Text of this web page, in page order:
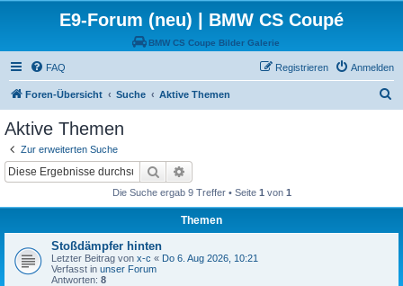
E9-Forum (neu) | BMW CS Coupé
BMW CS Coupe Bilder Galerie
FAQ Anmelden
Registrieren
Foren-Übersicht Suche Aktive Themen
Aktive Themen
Zur erweiterten Suche
Suche
Die Suche ergab 9 Treffer • Seite 1 von 1
Themen
Stoßdämpfer hinten
Letzter Beitrag von x-c « Do 6. Aug 2026, 10:21
Verfasst in unser Forum
Antworten: 8